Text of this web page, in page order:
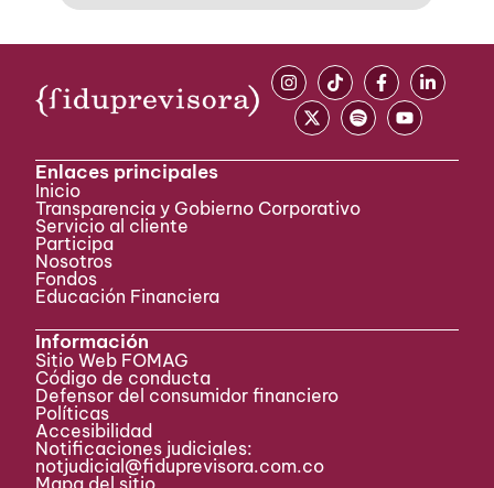
Enlaces principales
Inicio
Transparencia y Gobierno Corporativo
Servicio al cliente
Participa ​
Nosotros
Fondos
Educación Financiera
Información
Sitio Web FOMAG
Código de conducta
Defensor del consumidor financiero
Políticas
Accesibilidad
Notificaciones judiciales:
notjudicial@fiduprevisora.com.co